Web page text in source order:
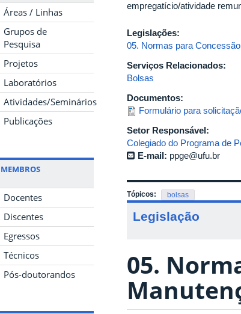
Áreas / Linhas
Grupos de
Pesquisa
Projetos
Laboratórios
Atividades/Seminários
Publicações
MEMBROS
Docentes
Discentes
Egressos
Técnicos
Pós-doutorandos
empregatício/atividade
Legislações:
05. Normas para
Serviços Relacionados:
Bolsas
Documentos:
Formulário para
Setor Responsável:
Colegiado do Programa de
E-mail: ppge@ufu.br
Tópicos: bolsas
Legislação
05.